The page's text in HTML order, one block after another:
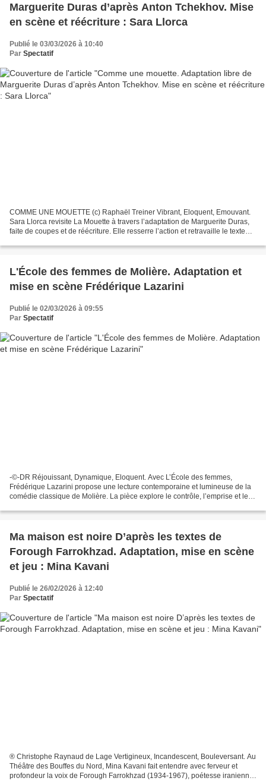
Marguerite Duras d’après Anton Tchekhov. Mise
en scène et réécriture : Sara Llorca
Publié le 03/03/2026 à 10:40
Par Spectatif
COMME UNE MOUETTE (c) Raphaël Treiner Vibrant, Eloquent, Emouvant.
Sara Llorca revisite La Mouette à travers l’adaptation de Marguerite Duras,
faite de coupes et de réécriture. Elle resserre l’action et retravaille le texte
L'École des femmes de Molière. Adaptation et
mise en scène Frédérique Lazarini
Publié le 02/03/2026 à 09:55
Par Spectatif
-©-DR Réjouissant, Dynamique, Eloquent. Avec L’École des femmes,
Frédérique Lazarini propose une lecture contemporaine et lumineuse de la
comédie classique de Molière. La pièce explore le contrôle, l’emprise et les
Ma maison est noire D’après les textes de
Forough Farrokhzad. Adaptation, mise en scène
et jeu : Mina Kavani
Publié le 26/02/2026 à 12:40
Par Spectatif
® Christophe Raynaud de Lage Vertigineux, Incandescent, Bouleversant. Au
Théâtre des Bouffes du Nord, Mina Kavani fait entendre avec ferveur et
profondeur la voix de Forough Farrokhzad (1934-1967), poétesse iranienne